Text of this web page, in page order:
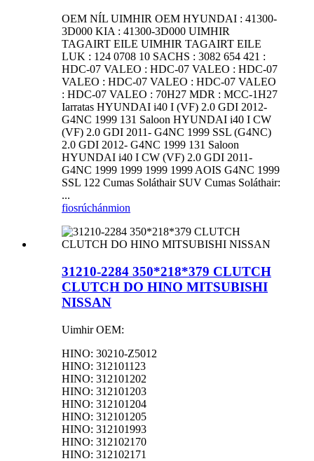
OEM NÍL UIMHIR OEM HYUNDAI : 41300-
3D000 KIA : 41300-3D000 UIMHIR
TAGAIRT EILE UIMHIR TAGAIRT EILE
LUK : 124 0708 10 SACHS : 3082 654 421 :
HDC-07 VALEO : HDC-07 VALEO : HDC-07
VALEO : HDC-07 VALEO : HDC-07 VALEO
: HDC-07 VALEO : 70H27 MDR : MCC-1H27
Iarratas HYUNDAI i40 I (VF) 2.0 GDI 2012-
G4NC 1999 131 Saloon HYUNDAI i40 I CW
(VF) 2.0 GDI 2011- G4NC 1999 SSL (G4NC)
2.0 GDI 2012- G4NC 1999 131 Saloon
HYUNDAI i40 I CW (VF) 2.0 GDI 2011-
G4NC 1999 1999 1999 1999 AOIS G4NC 1999
SSL 122 Cumas Soláthair SUV Cumas Soláthair:
...
fiosrúchánmion
31210-2284 350*218*379 CLUTCH
CLUTCH DO HINO MITSUBISHI
NISSAN
Uimhir OEM:
HINO: 30210-Z5012
HINO: 312101123
HINO: 312101202
HINO: 312101203
HINO: 312101204
HINO: 312101205
HINO: 312101993
HINO: 312102170
HINO: 312102171